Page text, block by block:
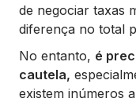
de negociar taxas
diferença no total
No entanto, é
cautela,
existem inúmeros